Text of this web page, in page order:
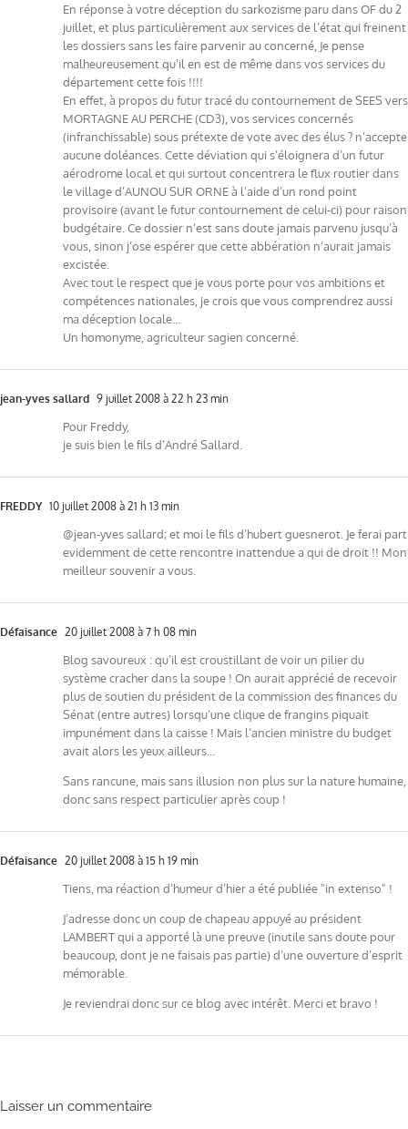
En réponse à votre déception du sarkozisme paru dans OF du 2
juillet, et plus particulièrement aux services de l’état qui freinent
les dossiers sans les faire parvenir au concerné, Je pense
malheureusement qu’il en est de même dans vos services du
département cette fois !!!!
En effet, à propos du futur tracé du contournement de SEES vers
MORTAGNE AU PERCHE (CD3), vos services concernés
(infranchissable) sous prétexte de vote avec des élus ? n’accepte
aucune doléances. Cette déviation qui s’éloignera d’un futur
aérodrome local et qui surtout concentrera le flux routier dans
le village d’AUNOU SUR ORNE à l’aide d’un rond point
provisoire (avant le futur contournement de celui-ci) pour raison
budgétaire. Ce dossier n’est sans doute jamais parvenu jusqu’à
vous, sinon j’ose espérer que cette abbération n’aurait jamais
excistée.
Avec tout le respect que je vous porte pour vos ambitions et
compétences nationales, je crois que vous comprendrez aussi
ma déception locale…
Un homonyme, agriculteur sagien concerné.
jean-yves sallard 9 juillet 2008 à 22 h 23 min
Pour Freddy,
je suis bien le fils d’André Sallard.
FREDDY 10 juillet 2008 à 21 h 13 min
@jean-yves sallard; et moi le fils d’hubert guesnerot. Je ferai part
evidemment de cette rencontre inattendue a qui de droit !! Mon
meilleur souvenir a vous.
Défaisance 20 juillet 2008 à 7 h 08 min
Blog savoureux : qu’il est croustillant de voir un pilier du
système cracher dans la soupe ! On aurait apprécié de recevoir
plus de soutien du président de la commission des finances du
Sénat (entre autres) lorsqu’une clique de frangins piquait
impunément dans la caisse ! Mais l’ancien ministre du budget
avait alors les yeux ailleurs…
Sans rancune, mais sans illusion non plus sur la nature humaine,
donc sans respect particulier après coup !
Défaisance 20 juillet 2008 à 15 h 19 min
Tiens, ma réaction d’humeur d’hier a été publiée "in extenso" !
J’adresse donc un coup de chapeau appuyé au président
LAMBERT qui a apporté là une preuve (inutile sans doute pour
beaucoup, dont je ne faisais pas partie) d’une ouverture d’esprit
mémorable.
Je reviendrai donc sur ce blog avec intérêt. Merci et bravo !
Laisser un commentaire